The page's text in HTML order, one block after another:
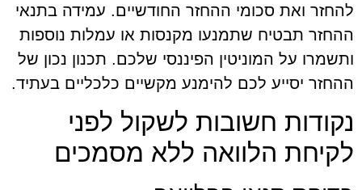
להחזר ואת סכומי ההחזר החודשיים. עמידה בתנאי
ההחזר תבטיח שתמנעו מקנסות או עמלות נוספות
ותשמרו על המוניטין הפיננסי שלכם. תכנון נכון של
ההחזר יסייע לכם להימנע מקשיים כלכליים בעתיד.
נקודות חשובות לשקול לפני
לקיחת הלוואה ללא מסמכים